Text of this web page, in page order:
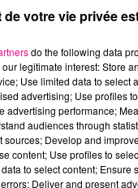
de votre vie privée
do the following data
legitimate interest: Store
Use limited data to select
advertising; Use profiles
advertising performance;
audiences through
sources; Develop and
content; Use profiles to
to select content; Ensure
Deliver and present